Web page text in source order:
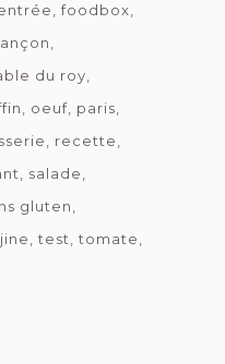
foodbox
du roy
oeuf paris
recette
salade
gluten
test
tomate